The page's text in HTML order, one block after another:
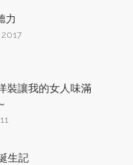
力
裝讓我的女人味滿
生記